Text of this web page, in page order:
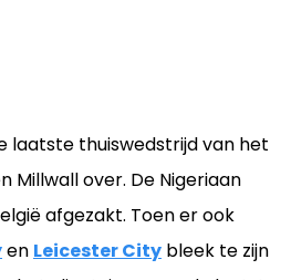
laatste thuiswedstrijd van het
Millwall over. De Nigeriaan
afgezakt. Toen er ook
en Leicester City bleek te zijn